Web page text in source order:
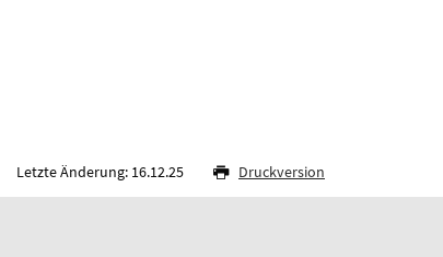
Letzte Änderung: 16.12.25 Druckversion